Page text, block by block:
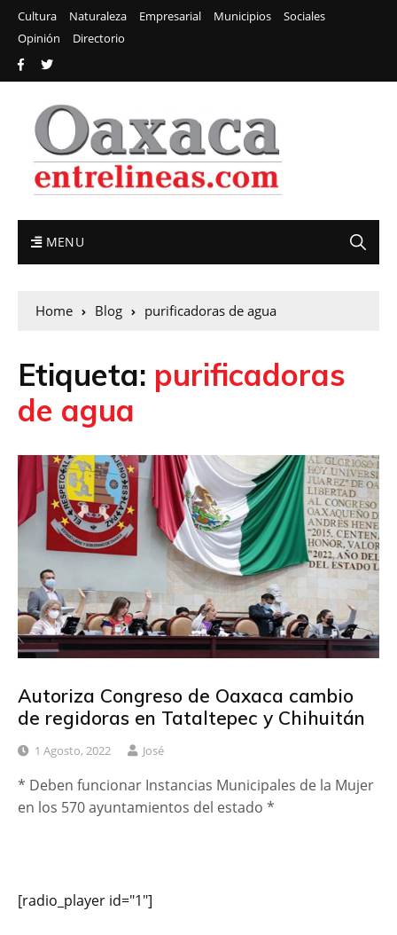
Cultura Naturaleza Empresarial Municipios
Sociales
Opinión
Directorio
MENU
Home Blog purificadoras de agua
Etiqueta: purificadoras
de agua
Autoriza Congreso de Oaxaca cambio
de regidoras en Tataltepec y Chihuitán
1 Agosto, 2022 José
* Deben funcionar Instancias Municipales de la Mujer
en los 570 ayuntamientos del estado *
[radio_player id="1"]